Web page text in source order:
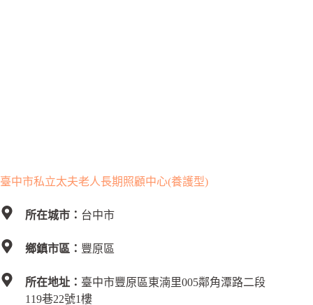
臺中市私立太夫老人長期照顧中心(養護型)
所在城市： 台中市
鄉鎮市區： 豐原區
所在地址： 臺中市豐原區東湳里005鄰角潭路二段
119巷22號1樓